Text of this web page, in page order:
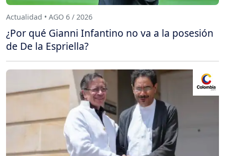
Actualidad • AGO 6 / 2026
¿Por qué Gianni Infantino no va a la posesión
de De la Espriella?